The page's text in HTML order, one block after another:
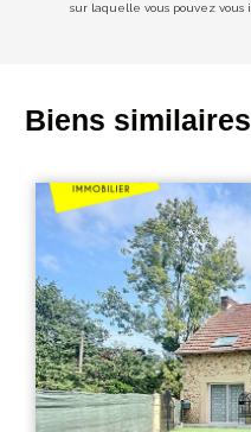
sur laquelle vous pouvez vous
Biens